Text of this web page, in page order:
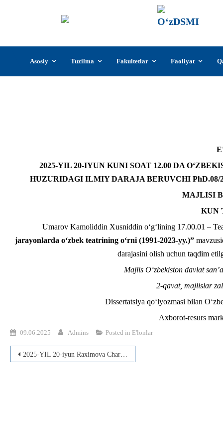
content
Asosiy Tuzilma Fakultetlar Faoliyat
2025-YIL 20-IYUN KUNI SOAT 12.00 DA
HUZURIDAGI ILMIY DARAJA BERUVCHI PhD.08/
MAJLISI
KUN
Umarov Kamoliddin Xusniddin o‘g‘lining 17.00.01 –
jarayonlarda o‘zbek teatrining o‘rni (1991-2023-yy.)”
darajasini olish uchun taqdim
Majlis O‘zbekiston davlat
2-qavat, majlislar
Dissertatsiya qo‘lyozmasi bilan
Axborot-resurs
09.06.2025 Admins Posted in E'lonlar
Post
2025-YIL 20-iyun Raximova Charos Xamidulla qizining dissertatsiyasi muhokamasi